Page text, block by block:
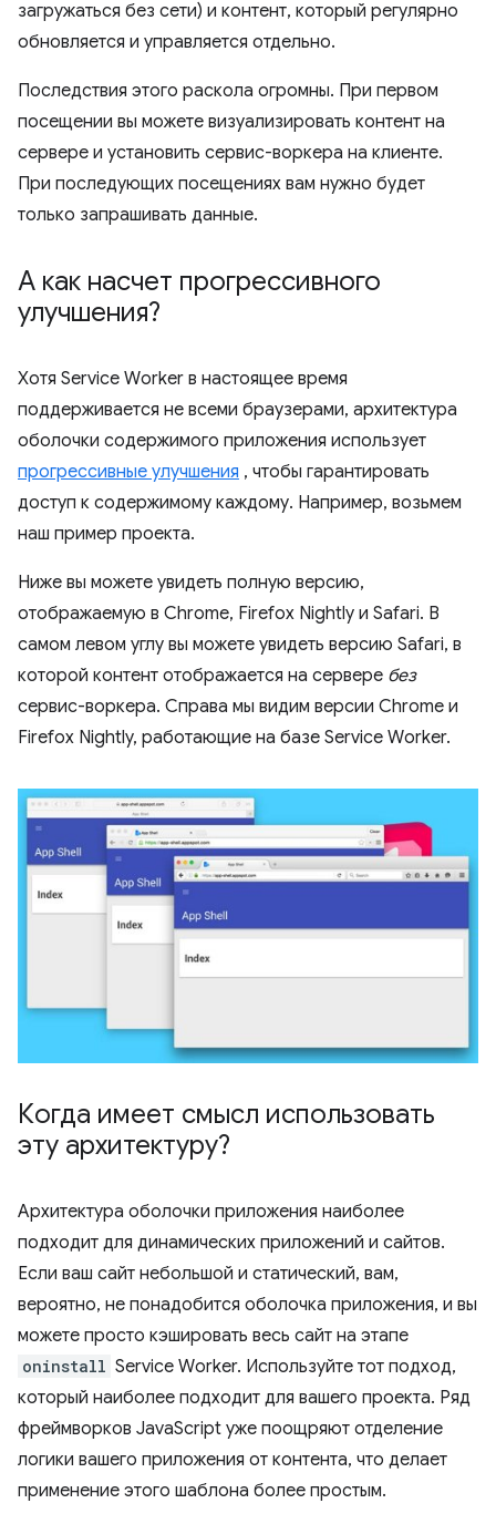
загружаться без сети) и контент, который регулярно
обновляется и управляется отдельно.
Последствия этого раскола огромны. При первом
посещении вы можете визуализировать контент на
сервере и установить сервис-воркера на клиенте.
При последующих посещениях вам нужно будет
только запрашивать данные.
А как насчет прогрессивного
улучшения?
Хотя Service Worker в настоящее время
поддерживается не всеми браузерами, архитектура
оболочки содержимого приложения использует
прогрессивные улучшения , чтобы гарантировать
доступ к содержимому каждому. Например, возьмем
наш пример проекта.
Ниже вы можете увидеть полную версию,
отображаемую в Chrome, Firefox Nightly и Safari. В
самом левом углу вы можете увидеть версию Safari, в
которой контент отображается на сервере без
сервис-воркера. Справа мы видим версии Chrome и
Firefox Nightly, работающие на базе Service Worker.
Когда имеет смысл использовать
эту архитектуру?
Архитектура оболочки приложения наиболее
подходит для динамических приложений и сайтов.
Если ваш сайт небольшой и статический, вам,
вероятно, не понадобится оболочка приложения, и вы
можете просто кэшировать весь сайт на этапе
oninstall Service Worker. Используйте тот подход,
который наиболее подходит для вашего проекта. Ряд
фреймворков JavaScript уже поощряют отделение
логики вашего приложения от контента, что делает
применение этого шаблона более простым.